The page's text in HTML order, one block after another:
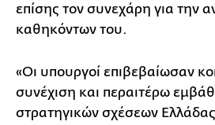
επίσης τον συνεχάρη για την
καθηκόντων του.
«Οι υπουργοί επιβεβαίωσαν
συνέχιση και περαιτέρω
στρατηγικών σχέσεων